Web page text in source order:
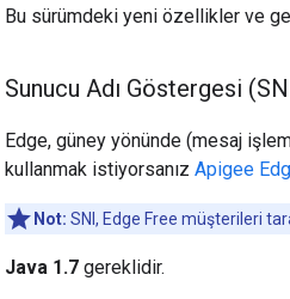
Bu sürümdeki yeni özellikler ve
Sunucu Adı Göstergesi
Edge, güney yönünde (mesaj
kullanmak istiyorsanız Apigee
Not: SNI, Edge Free müşterileri
Java 1.7 gereklidir.